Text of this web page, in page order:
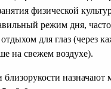
физической
режим дня,
для глаз (через
на свежем воздухе).
назначают